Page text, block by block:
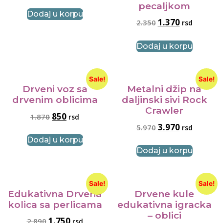
Dodaj u korpu
pecaljkom
2.350 1.370 rsd
Dodaj u korpu
Sale!
Drveni voz sa
drvenim oblicima
1.870 850 rsd
Dodaj u korpu
Sale!
Metalni džip na
daljinski sivi Rock
Crawler
5.970 3.970 rsd
Dodaj u korpu
Sale!
Edukativna Drvena
kolica sa perlicama
2.890
Sale!
Drvene kule
edukativna igracka
– oblici